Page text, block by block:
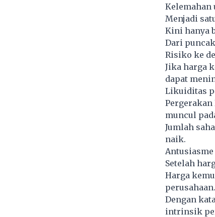
Kelemahan
Menjadi
Kini hanya
Dari
Risiko ke
Jika harga
dapat
Likuiditas
Pergerakan
muncul
Jumlah
naik.
Setelah
Harga
perusahaan.
Dengan
intrinsik